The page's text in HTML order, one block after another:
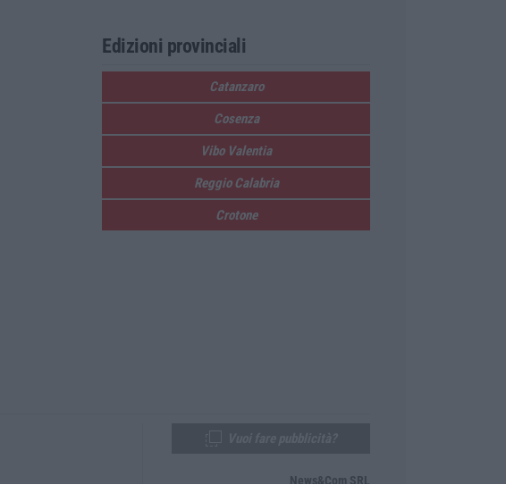
Edizioni provinciali
Catanzaro
Cosenza
Vibo Valentia
Reggio Calabria
Crotone
News&Com SRL